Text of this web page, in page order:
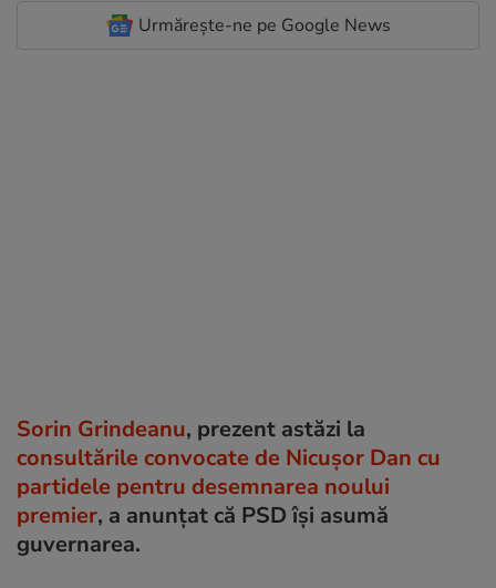
Urmărește-ne pe Google News
Sorin Grindeanu, prezent astăzi la
consultările convocate de Nicușor Dan cu
partidele pentru desemnarea noului
premier, a anunțat că PSD își asumă
guvernarea.